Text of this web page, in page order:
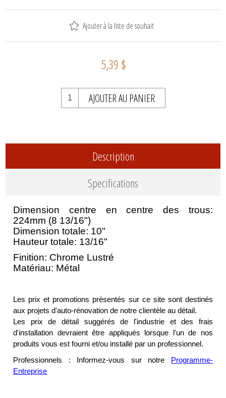
Ajouter à la liste de souhait
5,39 $
AJOUTER AU PANIER
Description
Specifications
Dimension centre en centre des trous:
224mm (8 13/16")
Dimension totale: 10"
Hauteur totale: 13/16"
Finition: Chrome Lustré
Matériau: Métal
Les prix et promotions présentés sur ce site sont destinés
aux projets d'auto-rénovation de notre clientèle au détail.
Les prix de détail suggérés de l'industrie et des frais
d'installation devraient être appliqués lorsque l'un de nos
produits vous est fourni et/ou installé par un professionnel.
Professionnels : Informez-vous sur notre
Programme-
Entreprise